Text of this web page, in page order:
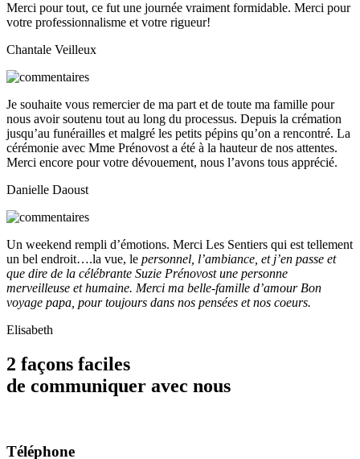
Merci pour tout, ce fut une journée vraiment formidable. Merci pour
votre professionnalisme et votre rigueur!
Chantale Veilleux
Je souhaite vous remercier de ma part et de toute ma famille pour
nous avoir soutenu tout au long du processus. Depuis la crémation
jusqu’au funérailles et malgré les petits pépins qu’on a rencontré. La
cérémonie avec Mme Prénovost a été à la hauteur de nos attentes.
Merci encore pour votre dévouement, nous l’avons tous apprécié.
Danielle Daoust
Un weekend rempli d’émotions. Merci Les Sentiers qui est tellement
un bel endroit….la vue, le personnel, l’ambiance, et j’en passe et
que dire de la célébrante Suzie Prénovost une personne
merveilleuse et humaine. Merci ma belle-famille d’amour Bon
voyage papa, pour toujours dans nos pensées et nos coeurs.
Elisabeth
2 façons faciles
de communiquer avec nous
Téléphone